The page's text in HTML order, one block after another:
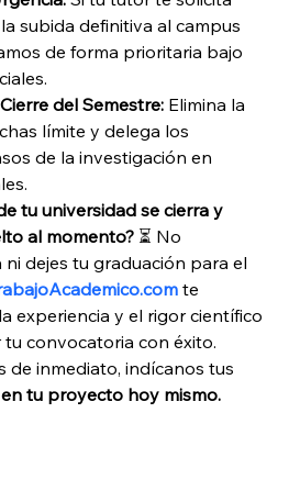
subida definitiva al campus
de forma prioritaria bajo
del Semestre: Elimina la
límite y delega los
de la investigación en
tu universidad se cierra y
al momento? ⏳ No
dejes tu graduación para el
te
experiencia y el rigor científico
convocatoria con éxito.
inmediato, indícanos tus
tu proyecto hoy mismo.